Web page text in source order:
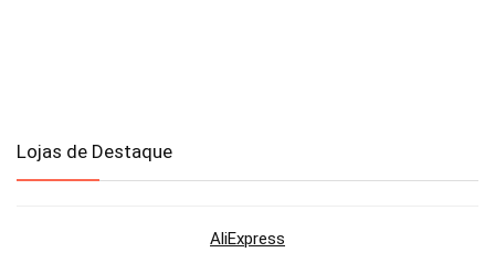
Lojas de Destaque
AliExpress